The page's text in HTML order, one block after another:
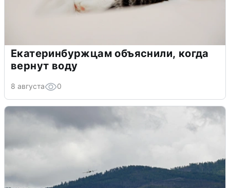
Екатеринбуржцам объяснили, когда
вернут воду
8 августа 0